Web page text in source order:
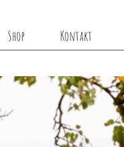
Shop Kontakt